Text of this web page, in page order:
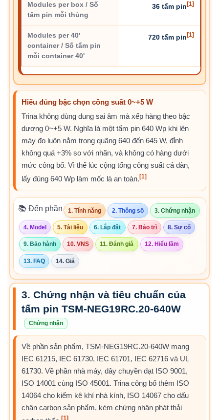
Modules per box / Số
tấm pin mỗi thùng
36 tấm pin [1]
Modules per 40'
container / Số tấm pin
mỗi container 40'
720 tấm pin [1]
Hiểu đúng bậc chọn công suất 0~+5 W
Trina không dùng dung sai âm mà xếp hàng theo bậc
dương 0~+5 W. Nghĩa là một tấm pin 640 Wp khi lên
máy đo luôn nằm trong quãng 640 đến 645 W, đỉnh
không quá +3% so với nhãn, và không có hàng dưới
mức công bố. Vì thế lúc cộng tổng công suất cả dàn,
lấy đúng 640 Wp làm mốc là an toàn.[1]
📚 Đến phần 1. Tính năng 2. Thông số 3. Chứng nhận
4. Model 5. Tài liệu 6. Lắp đặt 7. Bảo trì 8. Sự cố
9. Bảo hành 10. VNS 11. Đánh giá 12. Hiểu lầm
13. FAQ 14. Giá
3. Chứng nhận và tiêu chuẩn của
tấm pin TSM-NEG19RC.20-640W
Chứng nhận
Về phần sản phẩm, TSM-NEG19RC.20-640W mang
IEC 61215, IEC 61730, IEC 61701, IEC 62716 và UL
61730. Về phần nhà máy, dây chuyền đạt ISO 9001,
ISO 14001 cùng ISO 45001. Trina công bố thêm ISO
14064 cho kiểm kê khí nhà kính, ISO 14067 cho dấu
chân carbon sản phẩm, kèm chứng nhận phát thải
[1]